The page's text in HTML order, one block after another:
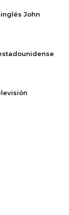
John